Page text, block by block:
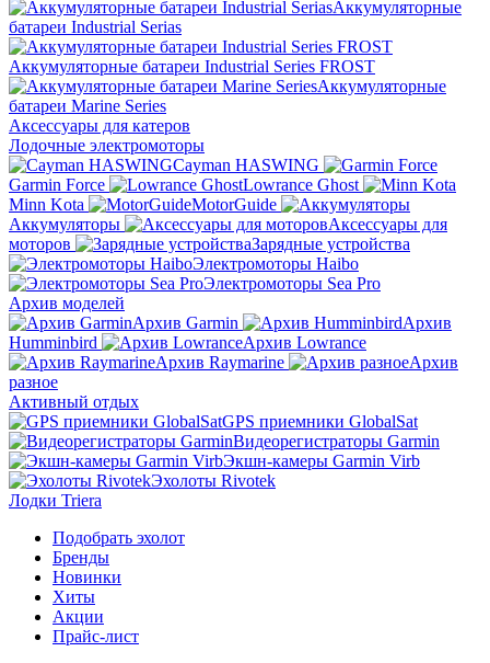
Аккумуляторные
батареи Industrial Serias
Аккумуляторные батареи Industrial Series FROST
Аккумуляторные
батареи Marine Series
Аксессуары для катеров
Лодочные электромоторы
Cayman HASWING
Garmin Force
Lowrance Ghost
Minn Kota
MotorGuide
Аккумуляторы
Аксессуары для
моторов
Зарядные устройства
Электромоторы Haibo
Электромоторы Sea Pro
Архив моделей
Архив Garmin
Архив
Humminbird
Архив Lowrance
Архив Raymarine
Архив
разное
Активный отдых
GPS приемники GlobalSat
Видеорегистраторы Garmin
Экшн-камеры Garmin Virb
Эхолоты Rivotek
Лодки Triera
Подобрать эхолот
Бренды
Новинки
Хиты
Акции
Прайс-лист